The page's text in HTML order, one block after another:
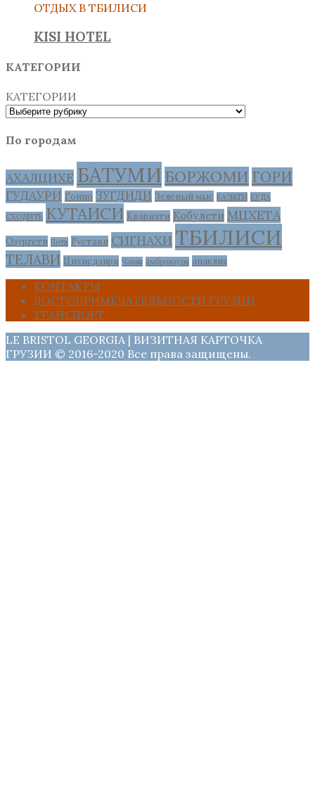
ОТДЫХ В ТБИЛИСИ
KISI HOTEL
КАТЕГОРИИ
КАТЕГОРИИ
По городам
АХАЛЦИХЕ БАТУМИ БОРЖОМИ ГОРИ
ГУДАУРИ Гонио ЗУГДИДИ Зеленый мыс КАЗБЕГИ КУДА
СХОДИТЬ КУТАИСИ Квариати Кобулети МЦХЕТА
Озургети Поти Рустави СИГНАХИ ТБИЛИСИ
ТЕЛАВИ Цихисдзири Чакви амбролаури анаклия
КОНТАКТЫ
ДОСТОПРИМЕЧАТЕЛЬНОСТИ ГРУЗИИ
ТРАНСПОРТ
LE BRISTOL GEORGIA | ВИЗИТНАЯ КАРТОЧКА
ГРУЗИИ © 2016-2020 Все права защищены.